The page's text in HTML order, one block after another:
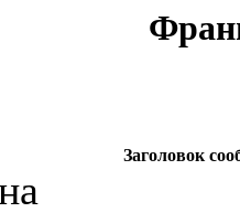
Заголовок